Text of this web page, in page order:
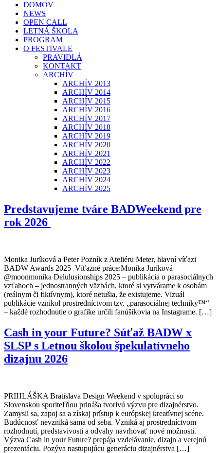
DOMOV
NEWS
OPEN CALL
LETNÁ ŠKOLA
PROGRAM
O FESTIVALE
PRAVIDLÁ
KONTAKT
ARCHÍV
ARCHÍV 2013
ARCHÍV 2014
ARCHÍV 2015
ARCHÍV 2016
ARCHÍV 2017
ARCHÍV 2018
ARCHÍV 2019
ARCHÍV 2020
ARCHÍV 2021
ARCHÍV 2022
ARCHÍV 2023
ARCHÍV 2024
ARCHÍV 2025
Predstavujeme tváre BADWeekend pre
rok 2026
Monika Juríková a Peter Pozník z Ateliéru Meter, hlavní víťazi
BADW Awards 2025 Víťazné práce:Monika Juríková
@moonmonika Delulusionships 2025 – publikácia o parasociálnych
vzťahoch – jednostranných väzbách, ktoré si vytvárame k osobám
(reálnym či fiktívnym), ktoré netušia, že existujeme. Vizuál
publikácie vznikol prostredníctvom tzv. „parasociálnej techniky™️“
– každé rozhodnutie o grafike určili fanúšikovia na Instagrame. […]
Cash in your Future? Súťaž BADW x
SLSP s Letnou školou špekulatívneho
dizajnu 2026
PRIHLÁŠKA Bratislava Design Weekend v spolupráci so
Slovenskou sporiteľňou prináša tvorivú výzvu pre dizajnérstvo.
Zamysli sa, zapoj sa a získaj prístup k európskej kreatívnej scéne.
Budúcnosť nevzniká sama od seba. Vzniká aj prostredníctvom
rozhodnutí, predstavivosti a odvahy navrhovať nové možnosti.
Výzva Cash in your Future? prepája vzdelávanie, dizajn a verejnú
prezentáciu. Pozýva nastupujúcu generáciu dizajnérstva […]